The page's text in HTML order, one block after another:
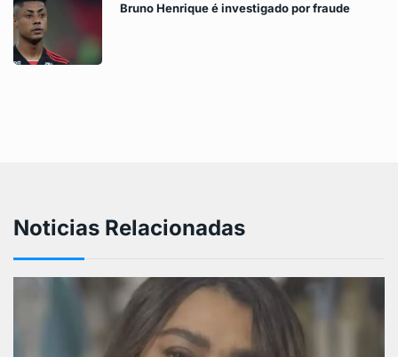
Bruno Henrique é investigado por fraude
Noticias Relacionadas